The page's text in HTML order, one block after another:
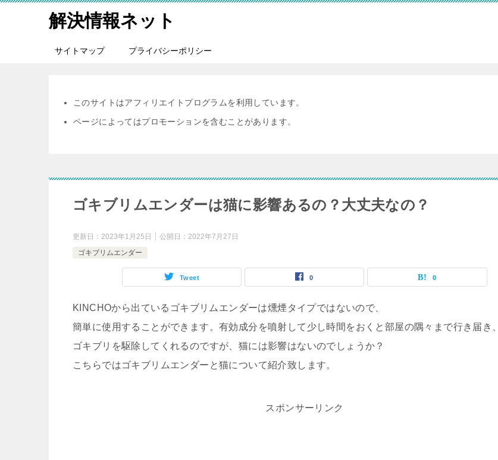
解決情報ネット
サイトマップ プライバシーポリシー
このサイトはアフィリエイトプログラムを利用しています。
ページによってはプロモーションを含むことがあります。
ゴキブリムエンダーは猫に影響あるの？大丈夫なの？
更新日： 2023年1月25日 公開日： 2022年7月27日
ゴキブリムエンダー
Tweet 0 0
KINCHOから出ているゴキブリムエンダーは燻煙タイプではないので、
簡単に使用することができます。有効成分を噴射して少し時間をおくと部屋の隅々まで行き届き、
ゴキブリを駆除してくれるのですが、猫には影響はないのでしょうか？
こちらではゴキブリムエンダーと猫について紹介致します。
スポンサーリンク